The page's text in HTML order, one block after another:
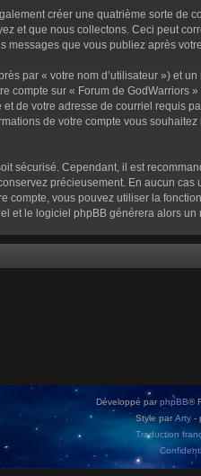
créer une quatrième sorte
et que nous collectons. Ceci peut
que vous publiez après
par « votre nom d’utilisateur ») et
compte sur « Forum de
de votre adresse de courriel
de votre compte vous
sécurisé. Cependant, il est
précieusement. En aucun
vous pouvez utiliser la
et le logiciel phpBB générera alors
Développé parphpBB®
Style par Arty -
Traduction